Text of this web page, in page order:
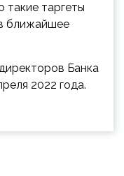
такие таргеты
ближайшее
Банка
2022 года.